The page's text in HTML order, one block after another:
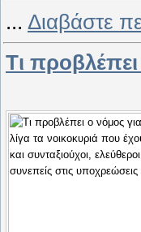
... Διαβάστε
Τι